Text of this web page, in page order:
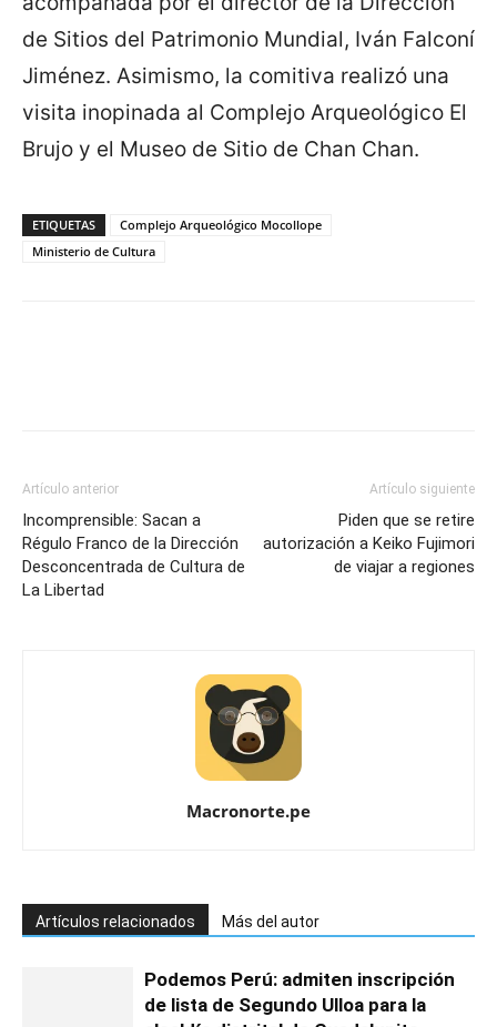
de Sitios del Patrimonio Mundial, Iván Falconí
Jiménez. Asimismo, la comitiva realizó una
visita inopinada al Complejo Arqueológico El
Brujo y el Museo de Sitio de Chan Chan.
ETIQUETAS
Complejo Arqueológico Mocollope
Ministerio de Cultura
Artículo anterior
Incomprensible: Sacan a
Régulo Franco de la Dirección
Desconcentrada de Cultura de
La Libertad
Artículo siguiente
Piden que se retire
autorización a Keiko Fujimori
de viajar a regiones
Macronorte.pe
Artículos relacionados Más del autor
Podemos Perú: admiten inscripción
de lista de Segundo Ulloa para la